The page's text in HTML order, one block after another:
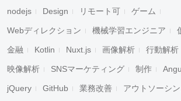
nodejs Design リモート可 ゲーム
Webディレクション 機械学習エンジニア
金融 Kotlin Nuxt.js 画像解析 行動解析
映像解析 SNSマーケティング 制作
jQuery GitHub 業務改善 アウトソーシ